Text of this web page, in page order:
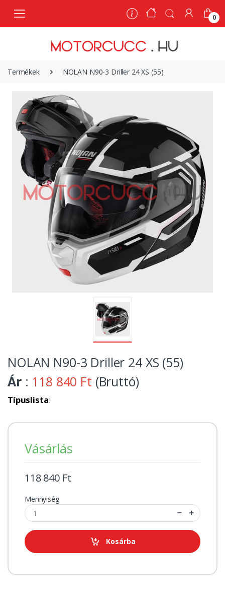
0
Termékek NOLAN N90-3 Driller 24 XS (55)
NOLAN N90-3 Driller 24 XS (55)
Ár : 118 840 Ft (Bruttó)
Típuslista:
Vásárlás
118 840 Ft
Mennyiség
Kosárba
0